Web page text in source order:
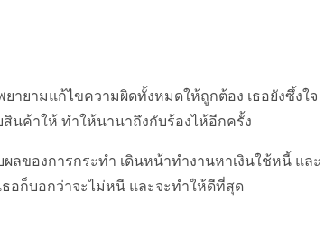
ยามแก้ไขความผิดทั้งหมดให้ถูกต้อง เธอยังซึ้งใจ
นค้าให้ ทำให้นานาถึงกับร้องไห้อีกครั้ง
ลของการกระทำ เดินหน้าทำงานหาเงินใช้หนี้ และ
ธอก็บอกว่าจะไม่หนี และจะทำให้ดีที่สุด